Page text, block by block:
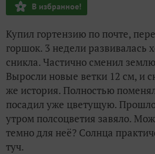
В избранное!
Купил гортензию по почте,
горшок. 3 недели развивалась
сникла. Частично сменил
Выросли новые ветки 12 см, и
же история. Полностью
посадил уже цветущую.
утром полсоцветия завяло.
темно для неё? Солнца
туч.